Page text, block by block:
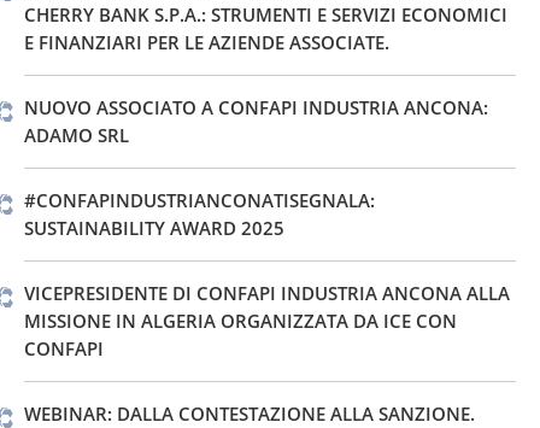
CHERRY BANK S.P.A.: STRUMENTI E SERVIZI ECONOMICI
E FINANZIARI PER LE AZIENDE ASSOCIATE.
NUOVO ASSOCIATO A CONFAPI INDUSTRIA ANCONA:
ADAMO SRL
#CONFAPINDUSTRIANCONATISEGNALA:
SUSTAINABILITY AWARD 2025
VICEPRESIDENTE DI CONFAPI INDUSTRIA ANCONA ALLA
MISSIONE IN ALGERIA ORGANIZZATA DA ICE CON
CONFAPI
WEBINAR: DALLA CONTESTAZIONE ALLA SANZIONE.